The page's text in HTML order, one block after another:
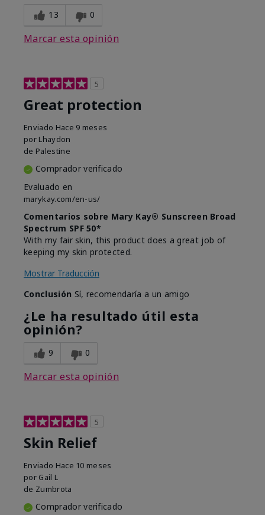
13 0
Marcar esta opinión
5
Great protection
Enviado Hace 9 meses
por Lhaydon
de Palestine
Comprador verificado
Evaluado en
marykay.com/en-us/
Comentarios sobre Mary Kay® Sunscreen Broad
Spectrum SPF 50*
With my fair skin, this product does a great job of
keeping my skin protected.
Mostrar Traducción
Conclusión Sí, recomendaría a un amigo
¿Le ha resultado útil esta
opinión?
9 0
Marcar esta opinión
5
Skin Relief
Enviado Hace 10 meses
por Gail L
de Zumbrota
Comprador verificado